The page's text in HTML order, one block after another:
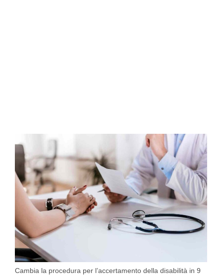
Cambia la procedura per l’accertamento della disabilità in 9